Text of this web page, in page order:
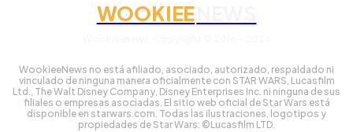
WOOKIEE
WookieeNews no está afiliado, asociado, autorizado, respaldado ni
vinculado de ninguna manera oficialmente con STAR WARS, Lucasfilm
Ltd., The Walt Disney Company, Disney Enterprises Inc. ni ninguna de sus
filiales o empresas asociadas. El sitio web oficial de Star Wars está
disponible en starwars.com. Todas las ilustraciones, logotipos y
propiedades de Star Wars: ©Lucasfilm LTD.